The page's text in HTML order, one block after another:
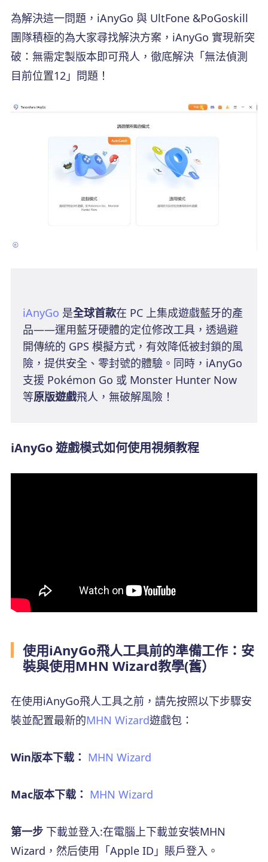
為解決這一問題，iAnyGo 與 UltFone &PoGoskill
團隊積極的為大家尋找解決方案，iAnyGo 實現新突
破：無需定製版本即可飛人，徹底解決「無法偵測
目前位置12」問題！
iAnyGo 是全球首款在 PC 上集成遊戲藍牙的產
品——運用藍牙硬體的定位修改工具，透過避
開傳統的 GPS 模擬方式，有效降低被封鎖的風
險，提供安全、零封號的體驗。同時，iAnyGo
支援 Pokémon Go 或 Monster Hunter Now
等原版遊戲飛人，無破解風險！
iAnyGo 遊戲模式如何使用視頻教程
使用iAnyGo飛人工具前的準備工作：安
裝與使用MHN Wizard教學(舊）
在使用iAnyGo飛人工具之前，請先按照以下步驟安
裝並配置最新的MHN Wizard遊戲包：
Win版本下载： MHN Wizard
Mac版本下载： MHN Wizard
第一步 下載並登入:在電腦上下載並安裝MHN
Wizard，然后使用「Apple ID」賬戶登入。